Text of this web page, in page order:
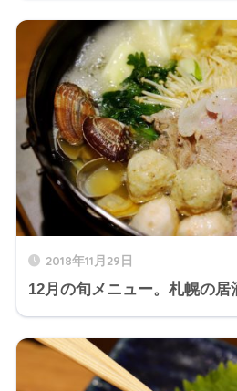
2018年11月29日
12月の旬メニュー。札幌の居